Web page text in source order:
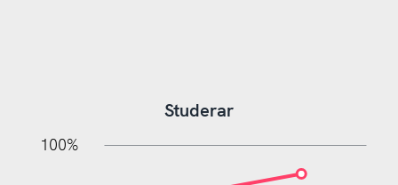
Studerar
100%